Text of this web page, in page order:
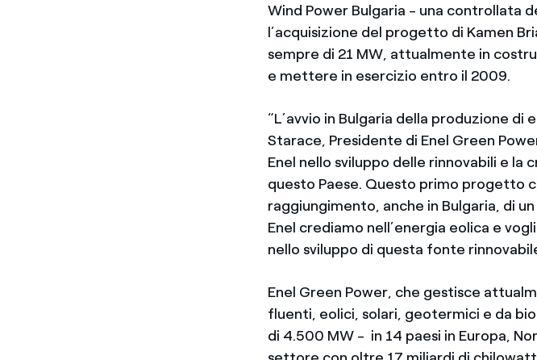
Wind Power Bulgaria - una controllata
l’acquisizione del progetto di Kamen
sempre di 21 MW, attualmente in
e mettere in esercizio entro il 2009.
“L’avvio in Bulgaria della produzione
Starace, Presidente di Enel Green
Enel nello sviluppo delle rinnovabili e la
questo Paese. Questo primo progetto
raggiungimento, anche in Bulgaria, di
Enel crediamo nell’energia eolica e
nello sviluppo di questa fonte
Enel Green Power, che gestisce
fluenti, eolici, solari, geotermici e da
di 4.500 MW - in 14 paesi in Europa,